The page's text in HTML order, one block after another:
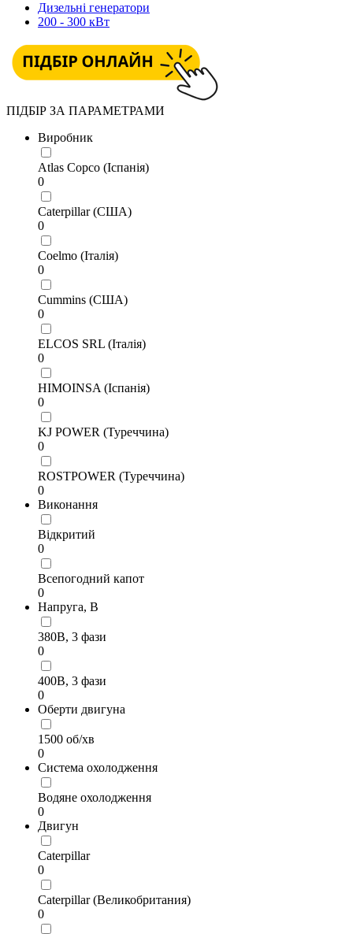
Дизельні генератори
200 - 300 кВт
ПІДБІР ЗА ПАРАМЕТРАМИ
Виробник
Atlas Copco (Іспанія)
0
Caterpillar (США)
0
Coelmo (Італія)
0
Cummins (США)
0
ELCOS SRL (Італія)
0
HIMOINSA (Іспанія)
0
KJ POWER (Туреччина)
0
ROSTPOWER (Туреччина)
0
Виконання
Відкритий
0
Всепогодний капот
0
Напруга, В
380В, 3 фази
0
400В, 3 фази
0
Оберти двигуна
1500 об/хв
0
Система охолодження
Водяне охолодження
0
Двигун
Caterpillar
0
Caterpillar (Великобритания)
0